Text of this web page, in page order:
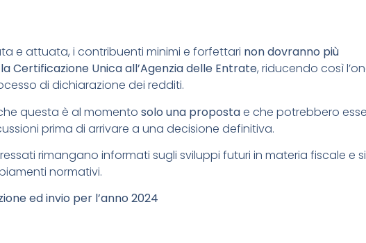
e attuata, i contribuenti minimi e forfettari non dovranno più
Certificazione Unica all’Agenzia delle Entrate, riducendo così
di dichiarazione dei redditi.
questa è al momento solo una propostae che potrebbero
prima di arrivare a una decisione definitiva.
rimangano informati sugli sviluppi futuri in materia fiscale e
normativi.
ed invio per l’anno 2024